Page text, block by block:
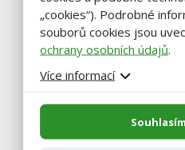
„cookies“). Podrobné
souborů cookies jsou
ochrany osobních údajů.
Více informací